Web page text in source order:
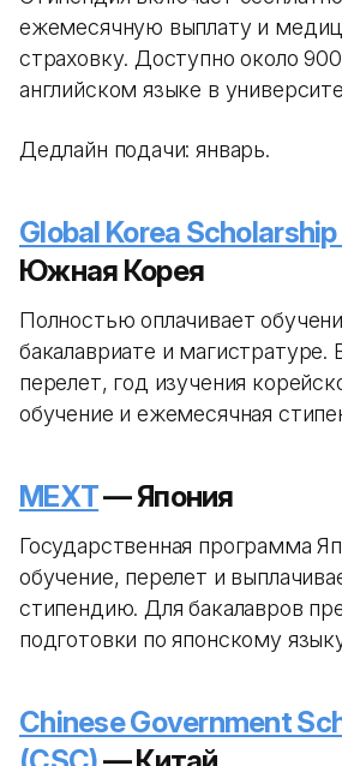
ежемесячную выплату и
страховку. Доступно около
английском языке в
Дедлайн подачи: январь.
Global Korea Scholarship
Южная Корея
Полностью оплачивает
бакалавриате и магистратуре.
перелет, год изучения
обучение и ежемесячная
MEXT— Япония
Государственная программа
обучение, перелет и
стипендию. Для бакалавров
подготовки по японскому
Chinese Government